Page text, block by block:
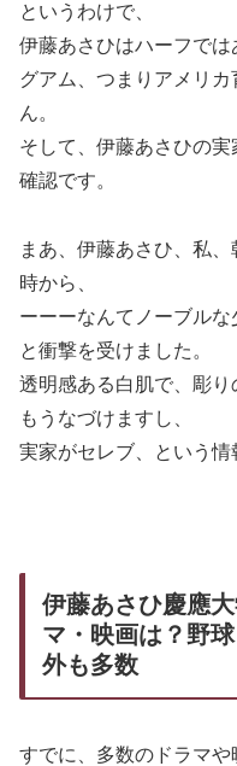
というわけで、
伊藤あさひはハーフでは
グアム、つまりアメリ
ん。
そして、伊藤あさひの
確認です。
まあ、伊藤あさひ、私
時から、
ーーーなんてノーブルな
と衝撃を受けました。
透明感ある白肌で、彫
もうなづけますし、
実家がセレブ、という情
伊藤あさひ慶應
マ・映画は？野
外も多数
すでに、多数のドラマ